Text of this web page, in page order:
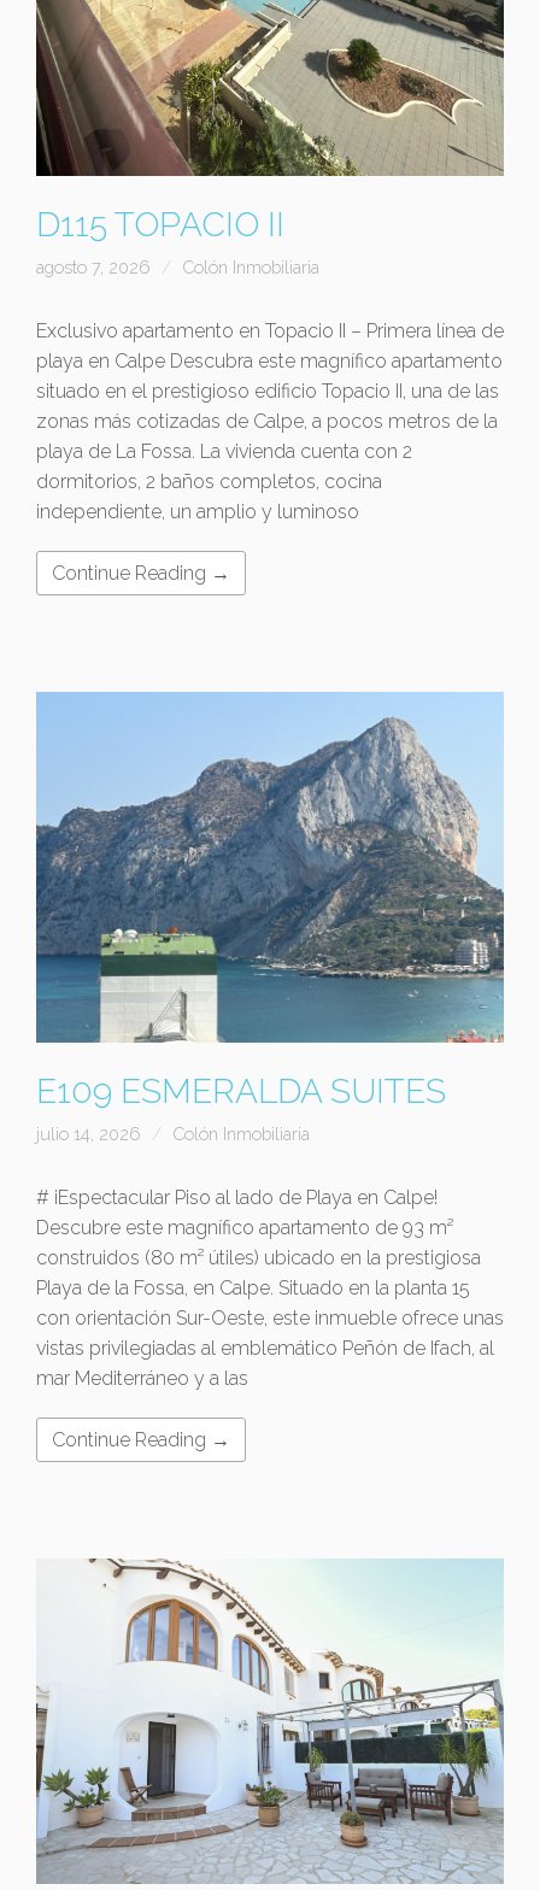
D115 TOPACIO II
agosto 7, 2026 Colón Inmobiliaria
Exclusivo apartamento en Topacio II – Primera línea de
playa en Calpe Descubra este magnífico apartamento
situado en el prestigioso edificio Topacio II, una de las
zonas más cotizadas de Calpe, a pocos metros de la
playa de La Fossa. La vivienda cuenta con 2
dormitorios, 2 baños completos, cocina
independiente, un amplio y luminoso
Continue Reading →
E109 ESMERALDA SUITES
julio 14, 2026 Colón Inmobiliaria
# ¡Espectacular Piso al lado de Playa en Calpe!
Descubre este magnífico apartamento de 93 m²
construidos (80 m² útiles) ubicado en la prestigiosa
Playa de la Fossa, en Calpe. Situado en la planta 15
con orientación Sur-Oeste, este inmueble ofrece unas
vistas privilegiadas al emblemático Peñón de Ifach, al
mar Mediterráneo y a las
Continue Reading →